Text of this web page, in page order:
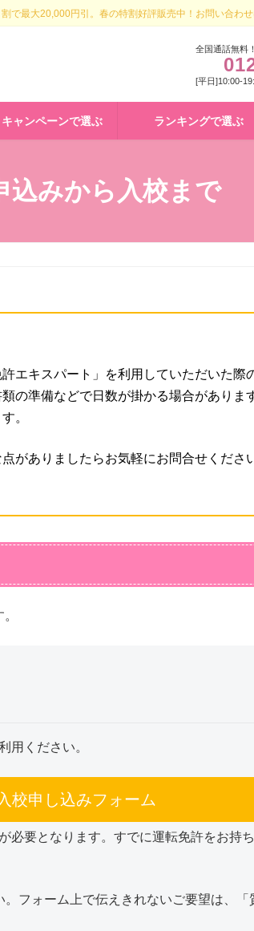
最大20,000円引。春の特割好評販売中！お問い合わせ
全国通話無料
[平日]10:00-
キャンペーンで選ぶ ランキングで選ぶ
込みから入校まで
許エキスパート」を利用していただいた
の準備などで日数が掛かる場合がありま
。
がありましたらお気軽にお問合せくださ
用ください。
入校申し込みフォーム
要となります。すでに運転免許をお持
フォーム上で伝えきれないご要望は、「